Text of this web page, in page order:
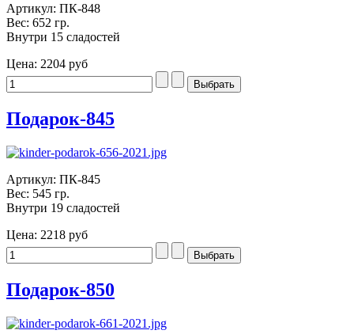
Артикул: ПК-848
Вес: 652 гр.
Внутри 15 сладостей
Цена: 2204 руб
Подарок-845
Артикул: ПК-845
Вес: 545 гр.
Внутри 19 сладостей
Цена: 2218 руб
Подарок-850